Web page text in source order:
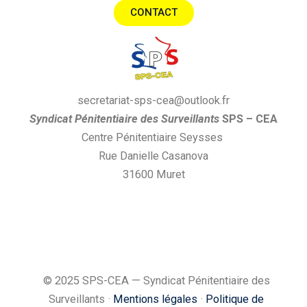
e
b
o
o
k
t
a
a
m
CONTACT
secretariat-sps-cea@outlook.fr
SyndicatPénitentiaire des Surveillants SPS – CEA
Centre Pénitentiaire Seysses
Rue Danielle Casanova
31600 Muret
© 2025 SPS-CEA — Syndicat Pénitentiaire des
Surveillants · Mentions légales · Politique de